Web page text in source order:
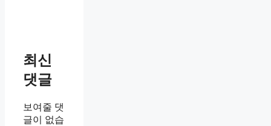
최신
댓글
보여줄 댓
글이 없습